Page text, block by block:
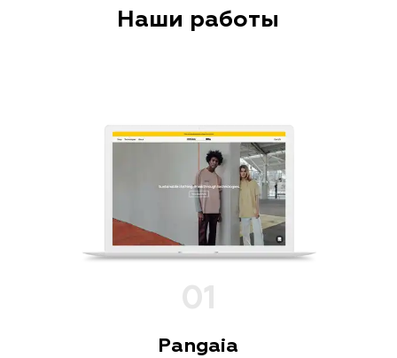
Наши работы
01
Pangaia